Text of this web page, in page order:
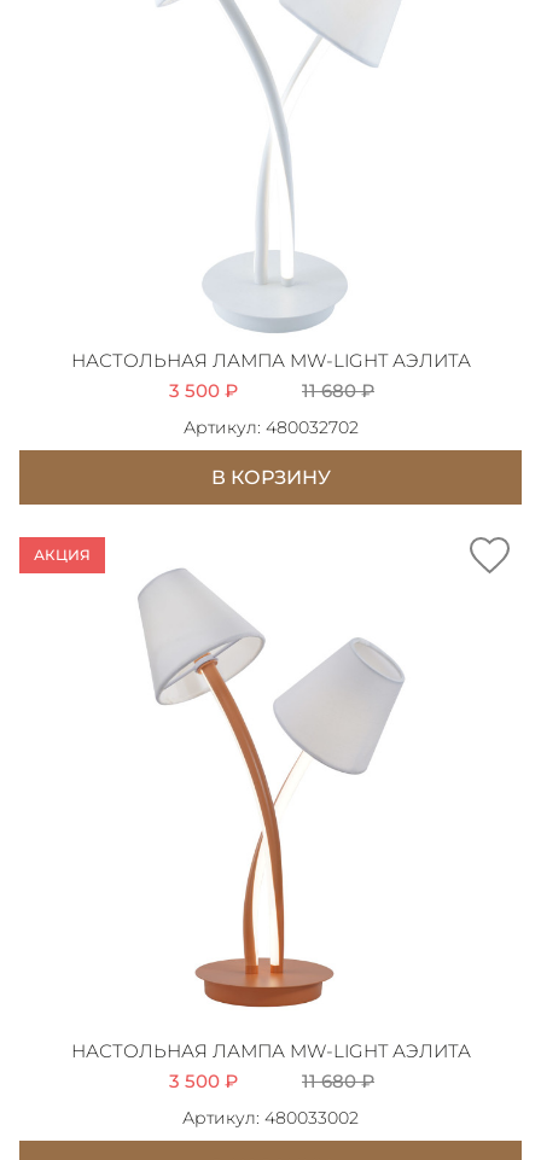
НАСТОЛЬНАЯ ЛАМПА MW-LIGHT АЭЛИТА
3 500 ₽
11 680 ₽
Артикул: 480032702
В КОРЗИНУ
АКЦИЯ
НАСТОЛЬНАЯ ЛАМПА MW-LIGHT АЭЛИТА
3 500 ₽
11 680 ₽
Артикул: 480033002